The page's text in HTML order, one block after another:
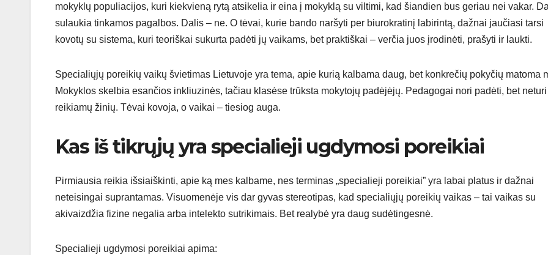
mokyklų populiacijos, kuri kiekvieną rytą atsikelia ir eina į mokyklą su viltimi, kad šiandien bus geriau nei vakar.
sulaukia tinkamos pagalbos. Dalis – ne. O tėvai, kurie bando naršyti per biurokratinį labirintą, dažnai jaučiasi tarsi
kovotų su sistema, kuri teoriškai sukurta padėti jų vaikams, bet praktiškai – verčia juos įrodinėti, prašyti ir laukti.
Specialiųjų poreikių vaikų švietimas Lietuvoje yra tema, apie kurią kalbama daug, bet konkrečių pokyčių matoma
Mokyklos skelbia esančios inkliuzinės, tačiau klasėse trūksta mokytojų padėjėjų. Pedagogai nori padėti, bet neturi
reikiamų žinių. Tėvai kovoja, o vaikai – tiesiog auga.
Kas iš tikrųjų yra specialieji ugdymosi poreikiai
Pirmiausia reikia išsiaiškinti, apie ką mes kalbame, nes terminas „specialieji poreikiai” yra labai platus ir dažnai
neteisingai suprantamas. Visuomenėje vis dar gyvas stereotipas, kad specialiųjų poreikių vaikas – tai vaikas su
akivaizdžia fizine negalia arba intelekto sutrikimais. Bet realybė yra daug sudėtingesnė.
Specialieji ugdymosi poreikiai apima: